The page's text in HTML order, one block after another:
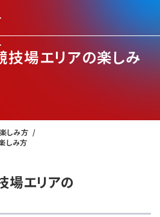
場エリアの楽しみ
しみ方
しみ方
場エリアの